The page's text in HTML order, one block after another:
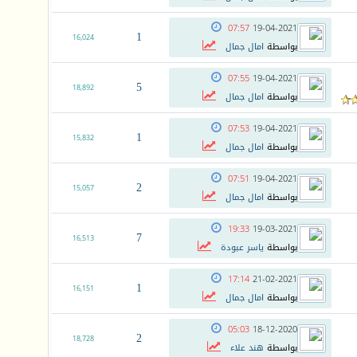
19-04-2021
07:57
بواسطة امال جمال 1
16,024
19-04-2021
07:55
بواسطة امال جمال 5
18,892
19-04-2021
07:53
بواسطة امال جمال 1
15,832
19-04-2021
07:51
بواسطة امال جمال 2
15,057
19-03-2021
19:33
بواسطة ياسر عبودة 7
16,513
21-02-2021
17:14
بواسطة امال جمال 1
16,151
18-12-2020
05:03
بواسطة هند علاء 2
18,728